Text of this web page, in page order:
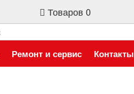
Товаров 0
Ремонт и сервис Контакты